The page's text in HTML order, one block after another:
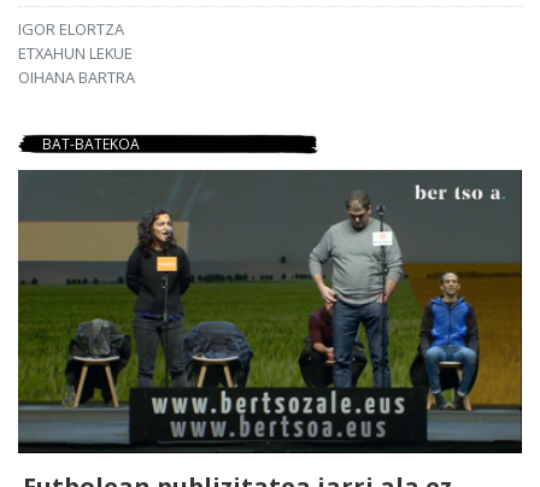
IGOR ELORTZA
ETXAHUN LEKUE
OIHANA BARTRA
BAT-BATEKOA